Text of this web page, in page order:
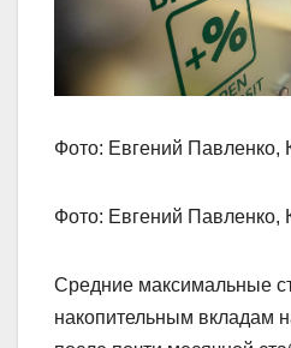
Фото: Евгений Павленко,
Фото: Евгений Павленко,
Средние максимальные
накопительным вкладам